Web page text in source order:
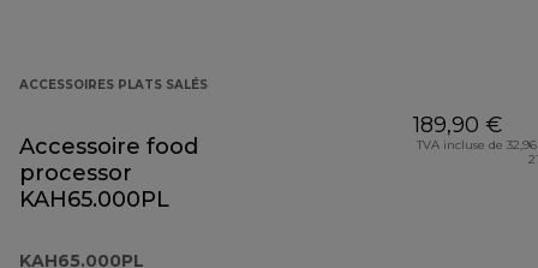
ACCESSOIRES PLATS SALÉS
Accessoire food
processor
KAH65.000PL
KAH65.000PL
189,90 €
TVA incluse de